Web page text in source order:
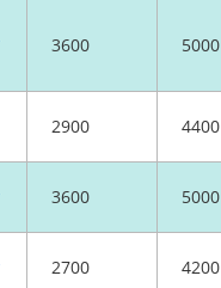
3600 5000
2900 4400
3600 5000
2700 4200